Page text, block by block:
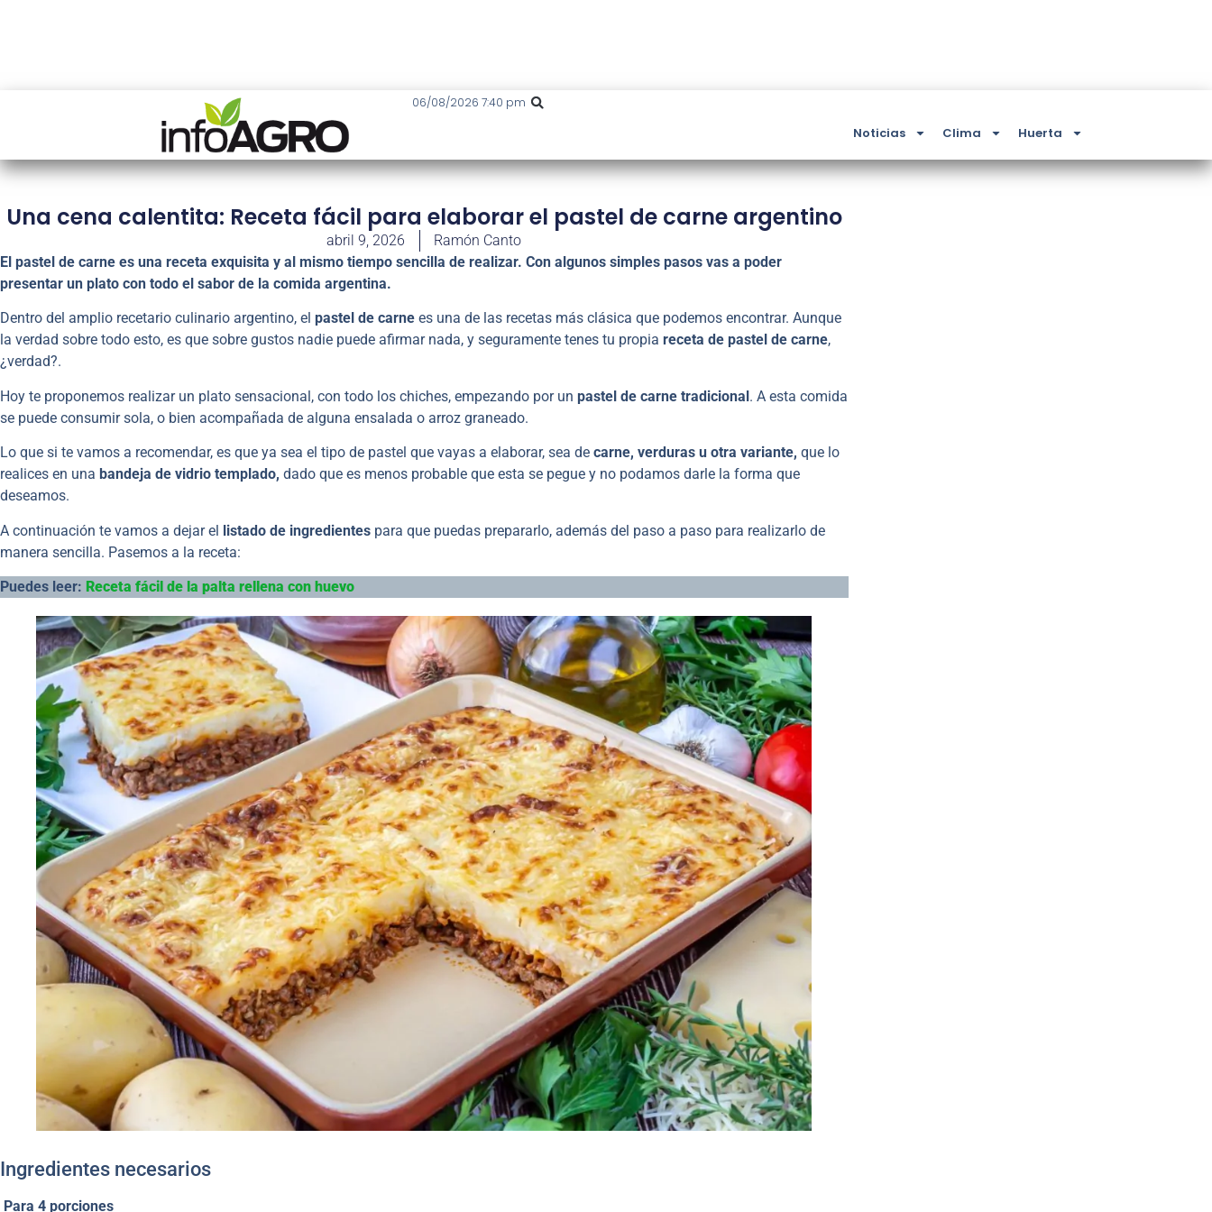
06/08/2026 7:40 pm
Noticias Clima Huerta
Una cena calentita: Receta fácil para elaborar el pastel de carne argentino
abril 9, 2026
Ramón Canto
El pastel de carne es una receta exquisita y al mismo tiempo sencilla de realizar. Con algunos simples pasos vas a poder
presentar un plato con todo el sabor de la comida argentina.
Dentro del amplio recetario culinario argentino, el pastel de carne es una de las recetas más clásica que podemos encontrar. Aunque
la verdad sobre todo esto, es que sobre gustos nadie puede afirmar nada, y seguramente tenes tu propia receta de pastel de carne,
¿verdad?.
Hoy te proponemos realizar un plato sensacional, con todo los chiches, empezando por un pastel de carne tradicional. A esta comida
se puede consumir sola, o bien acompañada de alguna ensalada o arroz graneado.
Lo que si te vamos a recomendar, es que ya sea el tipo de pastel que vayas a elaborar, sea de carne, verduras u otra variante, que lo
realices en una bandeja de vidrio templado, dado que es menos probable que esta se pegue y no podamos darle la forma que
deseamos.
A continuación te vamos a dejar el listado de ingredientes para que puedas prepararlo, además del paso a paso para realizarlo de
manera sencilla. Pasemos a la receta:
Puedes leer: Receta fácil de la palta rellena con huevo
Ingredientes necesarios
Para 4 porciones